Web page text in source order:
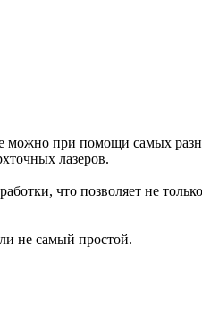
можно при помощи самых
лазеров.
что позволяет не
не самый простой.